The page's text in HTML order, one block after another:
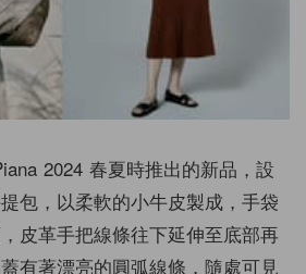
2024 春夏時推出的新品，設
包，以柔軟的小牛皮製成，手袋
皮革手把線條往下延伸至底部再
有著漂亮的圓弧線條，隨處可見